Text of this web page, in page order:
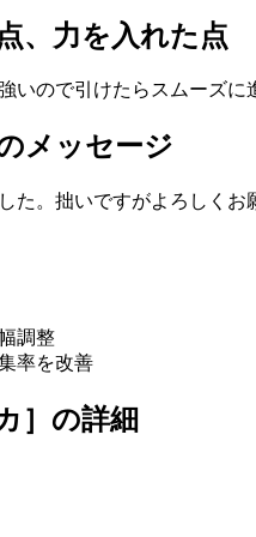
、力を入れた点
いので引けたらスムーズに
メッセージ
た。拙いですがよろしくお
調整
率を改善
］ の詳細